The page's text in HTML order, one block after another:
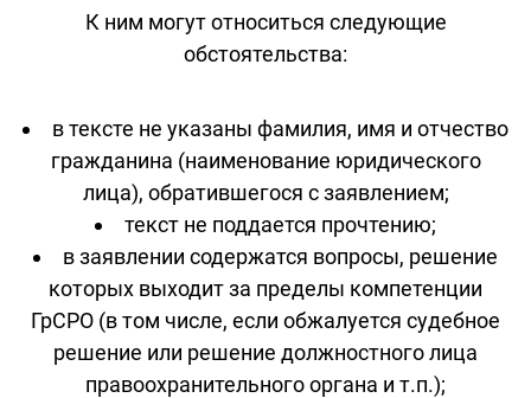
К ним могут относиться следующие
обстоятельства:
в тексте не указаны фамилия, имя и отчество
гражданина (наименование юридического
лица), обратившегося с заявлением;
текст не поддается прочтению;
в заявлении содержатся вопросы, решение
которых выходит за пределы компетенции
ГрСРО (в том числе, если обжалуется судебное
решение или решение должностного лица
правоохранительного органа и т.п.);